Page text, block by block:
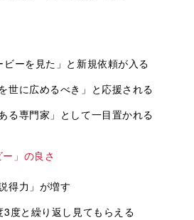
ーを見た」と新規依頼が入る
世に広めるべき」と応援される
る専門家」として一目置かれる
ー」の良さ
得力」が増す
度と繰り返し見てもらえる